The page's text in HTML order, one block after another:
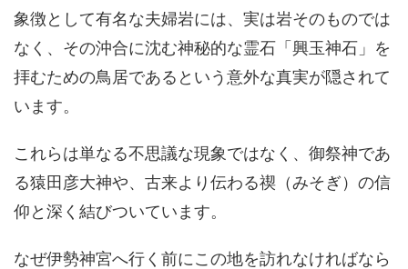
象徴として有名な夫婦岩には、実は岩そのものでは
なく、その沖合に沈む神秘的な霊石「興玉神石」を
拝むための鳥居であるという意外な真実が隠されて
います。
これらは単なる不思議な現象ではなく、御祭神であ
る猿田彦大神や、古来より伝わる禊（みそぎ）の信
仰と深く結びついています。
なぜ伊勢神宮へ行く前にこの地を訪れなければなら